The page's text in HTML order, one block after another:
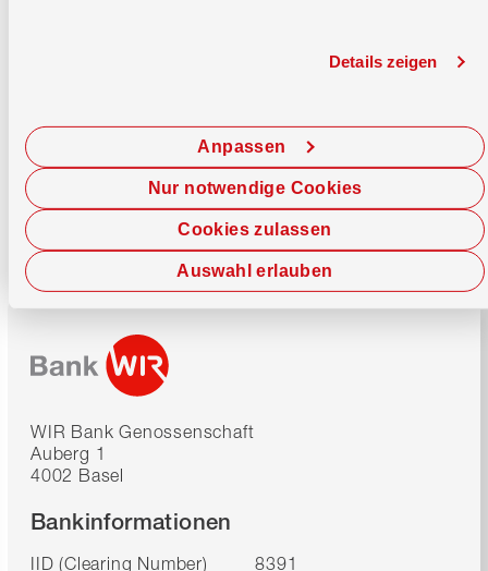
Details zeigen
Cookies zulassen
Anpassen
Auswahl erlauben
Nur notwendige Cookies
Jetzt chatten
WIR Bank Genossenschaft
Auberg 1
4002 Basel
Bankinformationen
IID (Clearing Number)
8391